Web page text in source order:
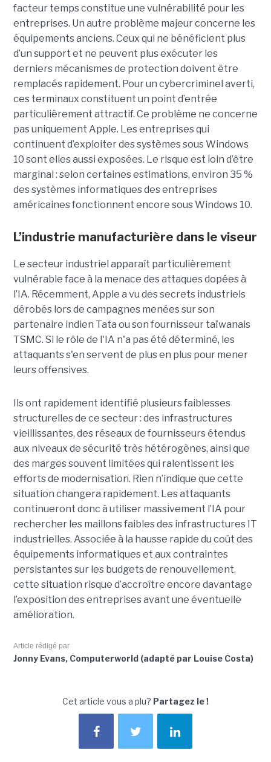
facteur temps constitue une vulnérabilité pour les
entreprises. Un autre problème majeur concerne les
équipements anciens. Ceux qui ne bénéficient plus
d’un support et ne peuvent plus exécuter les
derniers mécanismes de protection doivent être
remplacés rapidement. Pour un cybercriminel averti,
ces terminaux constituent un point d’entrée
particulièrement attractif. Ce problème ne concerne
pas uniquement Apple. Les entreprises qui
continuent d’exploiter des systèmes sous Windows
10 sont elles aussi exposées. Le risque est loin d’être
marginal : selon certaines estimations, environ 35 %
des systèmes informatiques des entreprises
américaines fonctionnent encore sous Windows 10.
L’industrie manufacturière dans le viseur
Le secteur industriel apparaît particulièrement
vulnérable face à la menace des attaques dopées à
l’IA. Récemment, Apple a vu des secrets industriels
dérobés lors de campagnes menées sur son
partenaire indien Tata ou son fournisseur taïwanais
TSMC. Si le rôle de l'IA n'a pas été déterminé, les
attaquants s'en servent de plus en plus pour mener
leurs offensives.
Ils ont rapidement identifié plusieurs faiblesses
structurelles de ce secteur : des infrastructures
vieillissantes, des réseaux de fournisseurs étendus
aux niveaux de sécurité très hétérogènes, ainsi que
des marges souvent limitées qui ralentissent les
efforts de modernisation. Rien n’indique que cette
situation changera rapidement. Les attaquants
continueront donc à utiliser massivement l’IA pour
rechercher les maillons faibles des infrastructures IT
industrielles. Associée à la hausse rapide du coût des
équipements informatiques et aux contraintes
persistantes sur les budgets de renouvellement,
cette situation risque d’accroître encore davantage
l’exposition des entreprises avant une éventuelle
amélioration.
Article rédigé par
Jonny Evans, Computerworld (adapté par Louise Costa)
Cet article vous a plu? Partagez le !